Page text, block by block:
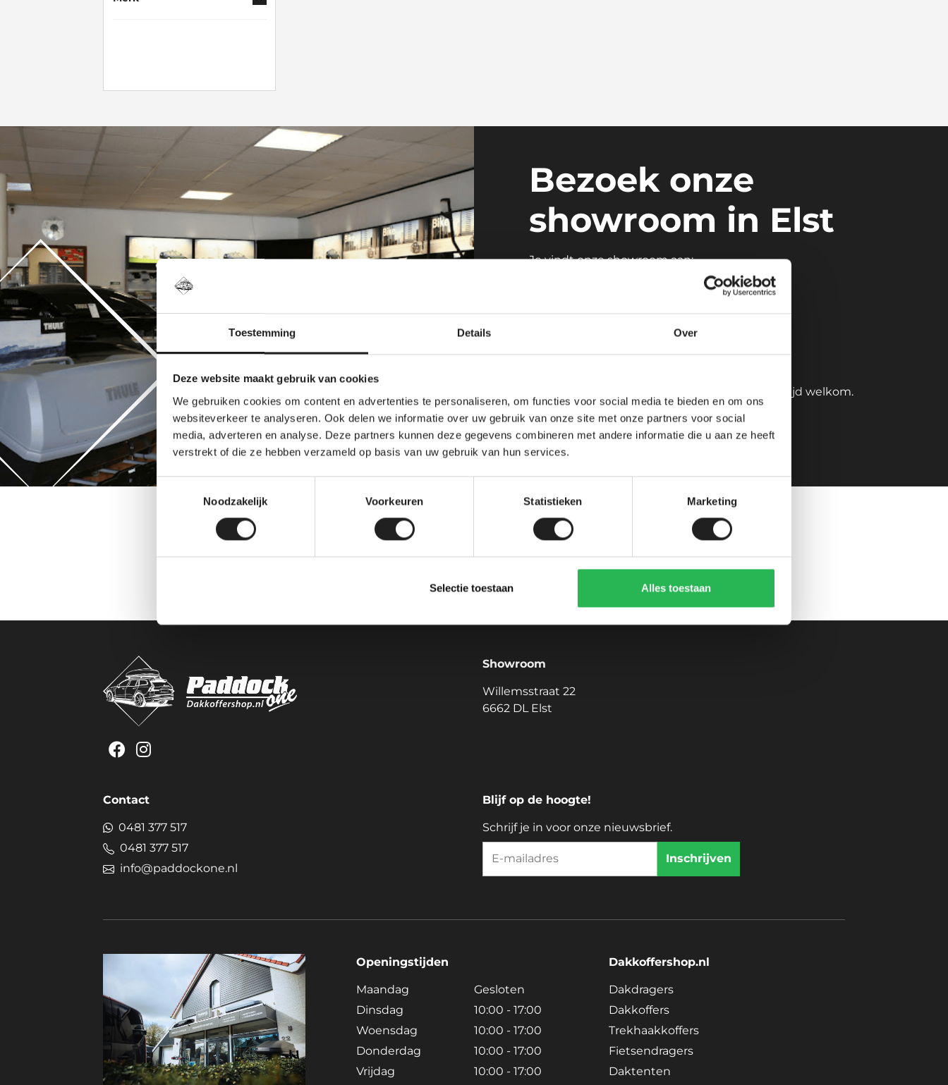
Toestemming Details Over
Deze website maakt gebruik van cookies
We gebruiken cookies om content en advertenties te personaliseren, om functies voor social media te bieden en om ons
websiteverkeer te analyseren. Ook delen we informatie over uw gebruik van onze site met onze partners voor social
media, adverteren en analyse. Deze partners kunnen deze gegevens combineren met andere informatie die u aan ze heeft
verstrekt of die ze hebben verzameld op basis van uw gebruik van hun services.
Toestemmingsselectie
Noodzakelijk
Voorkeuren Statistieken Marketing
Selectie toestaan Alles toestaan
Bezoek onze
showroom in Elst
Je vindt onze showroom aan:
6 gratis parkeerplaatsen voor de deur
Showroom én montage onder één dak
Even binnenlopen is zo geregeld — je bent altijd welkom.
Plan je route
Tevreden klanten over ons
Showroom
Willemsstraat 22
6662 DL Elst
Contact
0481 377 517
0481 377 517
info@paddockone.nl
Blijf op de hoogte!
Schrijf je in voor onze nieuwsbrief.
Openingstijden
Maandag
Gesloten
Dinsdag
10:00 - 17:00
Woensdag
10:00 - 17:00
Donderdag
10:00 - 17:00
Vrijdag
10:00 - 17:00
Dakkoffershop.nl
Dakdragers
Dakkoffers
Trekhaakkoffers
Fietsendragers
Daktenten